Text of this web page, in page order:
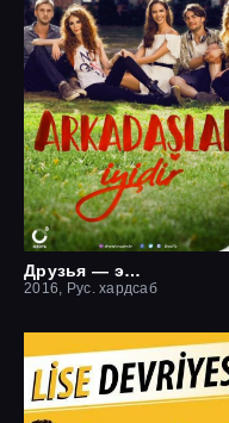
Друзья — это хорошо
2016, Рус. хардсаб